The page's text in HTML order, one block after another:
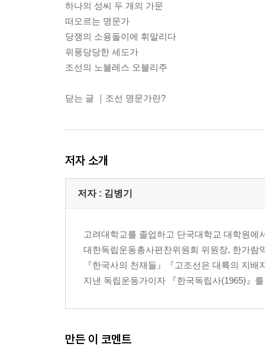
하나의 성씨 두 개의 가문
떠오르는 명문가
당쟁의 소용돌이에 휘말리다
위풍당당한 세도가
조선의 노블레스 오블리주
닫는 글 ｜조선 명문가란?
저자 소개
저자 : 김병기
고려대학교를 졸업하고 단국대학교 대학원
대한독립운동총사편찬위원회 위원장, 한가람
『한국사의 천재들』『고조선은 대륙의 지
지낸 독립운동가이자 『한국독립사(1965)』
만든 이 코멘트